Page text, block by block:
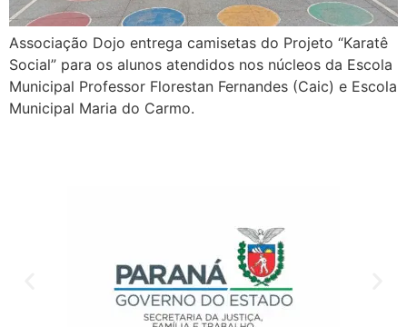
Associação Dojo entrega camisetas do Projeto “Karatê
Social” para os alunos atendidos nos núcleos da Escola
Municipal Professor Florestan Fernandes (Caic) e Escola
Municipal Maria do Carmo.